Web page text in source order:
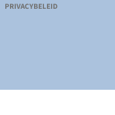
PRIVACYBELEID